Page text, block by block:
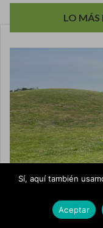
LO MÁS
Sí, aquí también
Aceptar